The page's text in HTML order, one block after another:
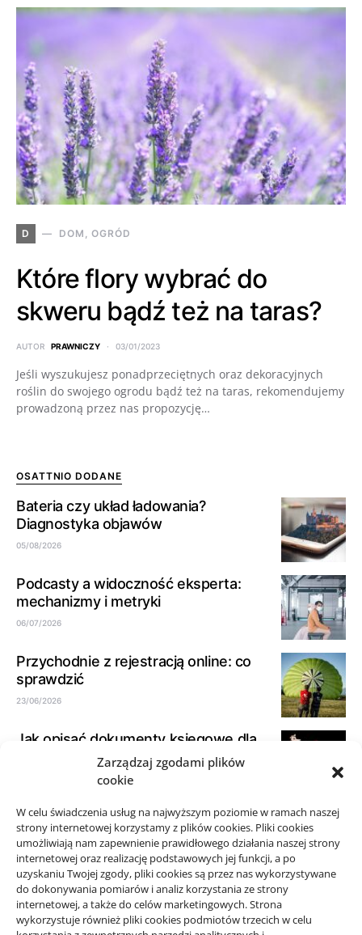
Zarządzaj zgodami plików
cookie
W celu świadczenia usług na najwyższym poziomie w ramach naszej
strony internetowej korzystamy z plików cookies. Pliki cookies
umożliwiają nam zapewnienie prawidłowego działania naszej strony
internetowej oraz realizację podstawowych jej funkcji, a po
uzyskaniu Twojej zgody, pliki cookies są przez nas wykorzystywane
do dokonywania pomiarów i analiz korzystania ze strony
internetowej, a także do celów marketingowych. Strona
wykorzystuje również pliki cookies podmiotów trzecich w celu
D DOM, OGRÓD
Które flory wybrać do
skweru bądź też na taras?
AUTOR PRAWNICZY 03/01/2023
Jeśli wyszukujesz ponadprzeciętnych oraz dekoracyjnych
roślin do swojego ogrodu bądź też na taras, rekomendujemy
prowadzoną przez nas propozycję…
OSATTNIO DODANE
Bateria czy układ ładowania?
Diagnostyka objawów
05/08/2026
Podcasty a widoczność eksperta:
mechanizmy i metryki
06/07/2026
Przychodnie z rejestracją online: co
sprawdzić
23/06/2026
Jak opisać dokumenty księgowe dla
biura rachunkowego
Jak spokojnie zaplanować przejazd
taxi w okolicy Starego Sącza
15/06/2026